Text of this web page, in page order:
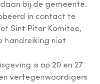
bij de gemeente.
in contact te
Sint Piter Komitee,
handreiking niet
is op 20 en 27
vertegenwoordigers